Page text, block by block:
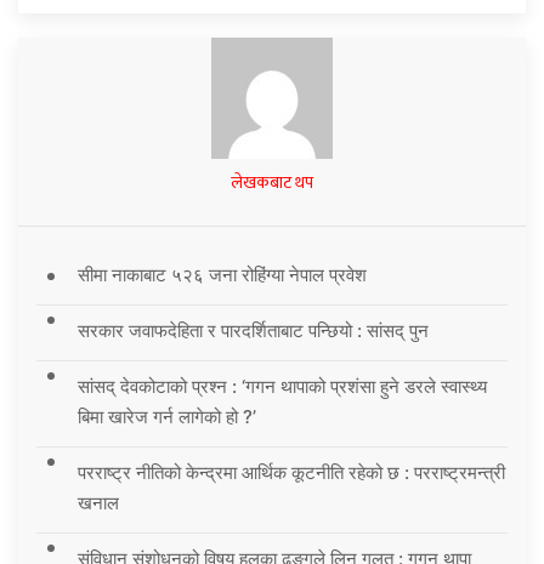
लेखकबाट थप
सीमा नाकाबाट ५२६ जना रोहिंग्या नेपाल प्रवेश
सरकार जवाफदेहिता र पारदर्शिताबाट पन्छियो : सांसद् पुन
सांसद् देवकोटाको प्रश्न : ‘गगन थापाको प्रशंसा हुने डरले स्वास्थ्य
बिमा खारेज गर्न लागेको हो ?’
परराष्ट्र नीतिको केन्द्रमा आर्थिक कूटनीति रहेको छ : परराष्ट्रमन्त्री
खनाल
संविधान संशोधनको विषय हलुका ढङ्गले लिनु गलत : गगन थापा